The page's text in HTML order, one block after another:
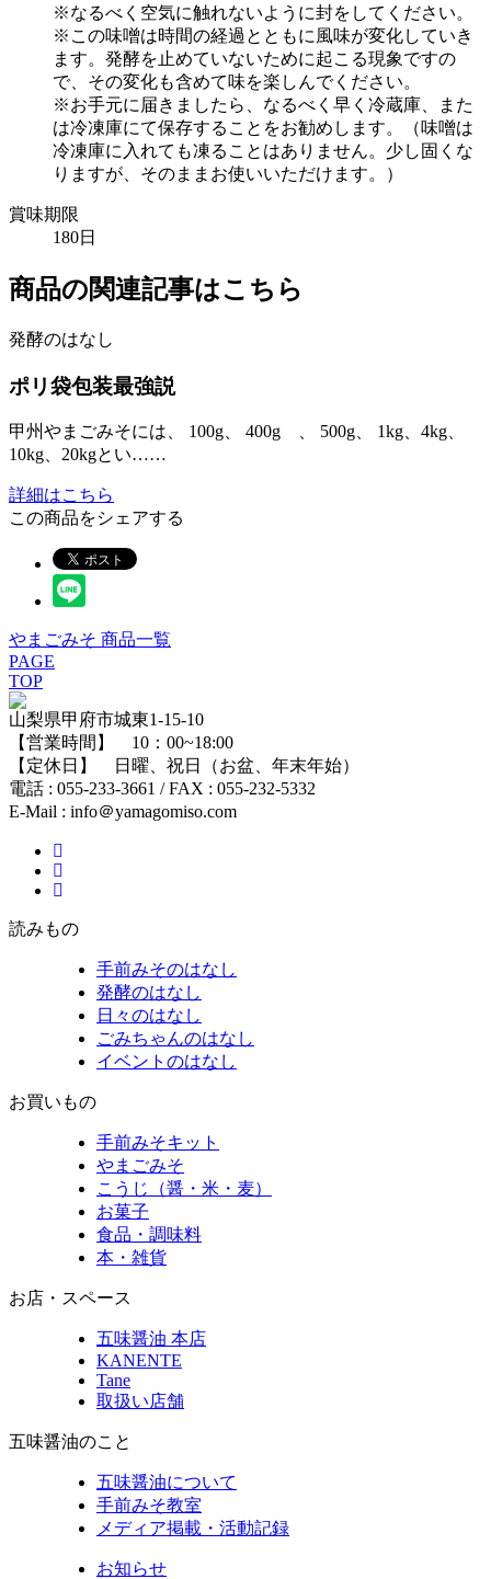
※なるべく空気に触れないように封をしてください。
※この味噌は時間の経過とともに風味が変化していき
ます。発酵を止めていないために起こる現象ですの
で、その変化も含めて味を楽しんでください。
※お手元に届きましたら、なるべく早く冷蔵庫、また
は冷凍庫にて保存することをお勧めします。（味噌は
冷凍庫に入れても凍ることはありません。少し固くな
りますが、そのままお使いいただけます。）
賞味期限
180日
商品の関連記事はこちら
発酵のはなし
ポリ袋包装最強説
甲州やまごみそには、 100g、 400g 、 500g、 1kg、4kg、
10kg、20kgとい……
詳細はこちら
この商品をシェアする
やまごみそ 商品一覧
PAGE
TOP
山梨県甲府市城東1-15-10
【営業時間】 10：00~18:00
【定休日】 日曜、祝日（お盆、年末年始）
電話 : 055-233-3661 / FAX : 055-232-5332
E-Mail : info＠yamagomiso.com
読みもの
手前みそのはなし
発酵のはなし
日々のはなし
ごみちゃんのはなし
イベントのはなし
お買いもの
手前みそキット
やまごみそ
こうじ（醤・米・麦）
お菓子
食品・調味料
本・雑貨
お店・スペース
五味醤油 本店
KANENTE
Tane
取扱い店舗
五味醤油のこと
五味醤油について
手前みそ教室
メディア掲載・活動記録
お知らせ